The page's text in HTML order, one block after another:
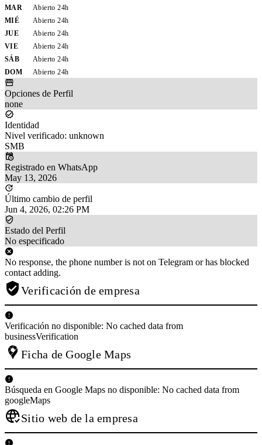
MAR
Abierto 24h
MIÉ
Abierto 24h
JUE
Abierto 24h
VIE
Abierto 24h
SÁB
Abierto 24h
DOM
Abierto 24h
Opciones de Perfil
none
Identidad
Nivel verificado: unknown
SMB
Registrado en WhatsApp
May 13, 2026
Último cambio de perfil
Jun 4, 2026, 02:26 PM
Estado del Perfil
No especificado
No response, the phone number is not on Telegram or has blocked
contact adding.
Verificación de empresa
Verificación no disponible: No cached data from
businessVerification
Ficha de Google Maps
Búsqueda en Google Maps no disponible: No cached data from
googleMaps
Sitio web de la empresa